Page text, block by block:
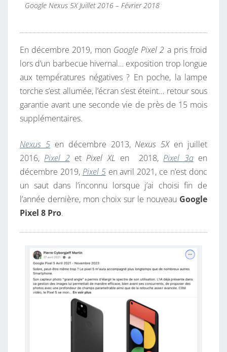
Google Nexus 5X Juillet 2016 – Février 2018
En décembre 2019, mon Google Pixel 2 a pris froid
lors d’un barbecue hivernal… exposition trop longue
aux températures négatives ? En poche, la lampe
torche s’est allumée, l’écran s’est éteint… retour sous
garantie avant une seconde vie de près de 15 mois
supplémentaires.
Nexus 5en décembre 2013,Nexus 5Xen juillet
2016,Pixel 2etPixel XL en 2018,Pixel 3aen
décembre 2019, Pixel 5en avril 2021, ce n’est donc
un saut dans l’inconnu lorsque j’ai choisi fin de
l’année dernière, mon choix sur le nouveau Google
Pixel 8 Pro.